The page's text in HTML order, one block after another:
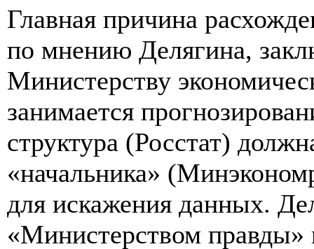
Главная причина
по мнению Делягина,
Министерству
занимается
структура (Росстат)
«начальника»
для искажения данных.
«Министерством правды»